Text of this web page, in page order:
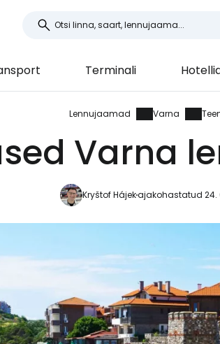
Terminali
Lennujaamad Varna
Varna
Kryštof Hájekajakohastatud 24.